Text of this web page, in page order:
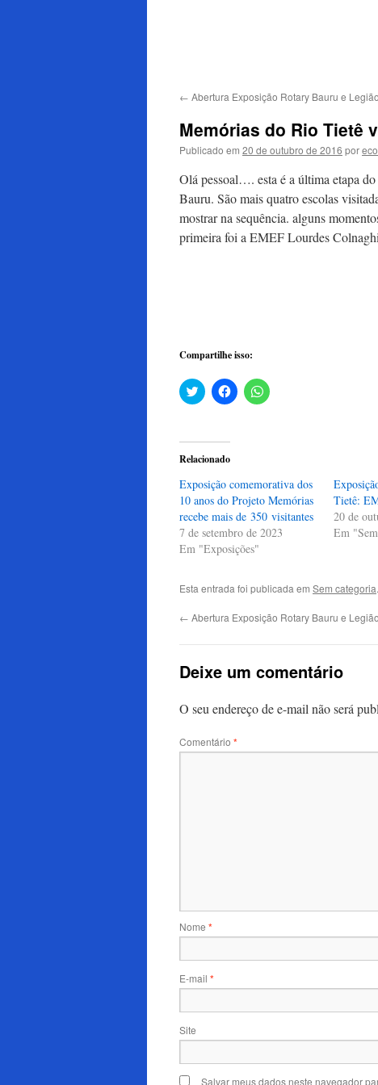
← Abertura Exposição Rotary Bauru e
Memórias do Rio Tietê
Publicado em 20 de outubro de 2016 por
Olá pessoal…. esta é a última etapa
Bauru. São mais quatro escolas
mostrar na sequência. alguns
primeira foi a EMEF Lourdes
Compartilhe isso:
Clique
para
em
nova
janela)
Clique
para
Clique
para
Relacionado
Exposição comemorativa dos
10 anos do Projeto Memórias
recebe mais de 350 visitantes
7 de setembro de 2023
Em "Exposições"
Tietê:
20 de
Em
Esta entrada foi publicada em Sem categoria
← Abertura Exposição Rotary Bauru e
Deixe um comentário
O seu endereço de e-mail não será
Comentário *
Nome *
E-mail *
Site
Salvar meus dados neste navegador